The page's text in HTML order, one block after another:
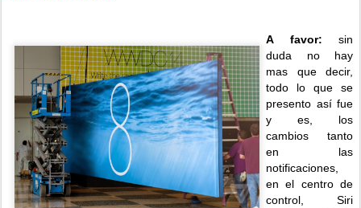
A favor: sin
duda no hay
mas que decir,
todo lo que se
presento así fue
y es, los
cambios tanto
en las
notificaciones,
en el centro de
control, Siri